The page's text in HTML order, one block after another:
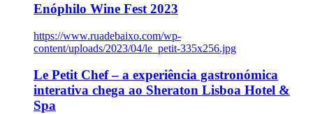
Enóphilo Wine Fest 2023
https://www.ruadebaixo.com/wp-
content/uploads/2023/04/le_petit-335x256.jpg
Le Petit Chef – a experiência gastronómica
interativa chega ao Sheraton Lisboa Hotel &
Spa